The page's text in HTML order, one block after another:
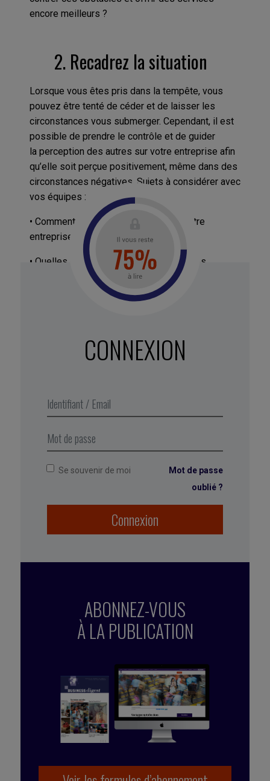
encore meilleurs ?
2. Recadrez la situation
Lorsque vous êtes pris dans la tempête, vous
pouvez être tenté de céder et de laisser les
circonstances vous submerger. Cependant, il est
possible de prendre le contrôle et de guider
la perception des autres sur votre entreprise afin
qu’elle soit perçue positivement, même dans des
circonstances négatives. Sujets à considérer avec
vos équipes :
• Comment les autres perçoivent-ils votre
entreprise ?
• Quelles perceptions négatives certaines
personnes pourraient-elles avoir ?
• Quelles sont les perceptions positives que
• Comment pouvez-vous recadrer les perceptions
des gens pour mettre en évidence le positif et
qu’est votre entreprise plutôt que de laisser des
prendre racine ?
CONNEXION
Se souvenir de moi
Mot de passe
oublié ?
Connexion
ABONNEZ-VOUS
À LA PUBLICATION